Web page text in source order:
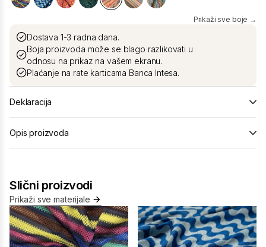
Prikaži sve boje →
Dostava 1-3 radna dana.
Boja proizvoda može se blago razlikovati u
odnosu na prikaz na vašem ekranu.
Plaćanje na rate karticama Banca Intesa.
Deklaracija
Opis proizvoda
Slični proizvodi
Prikaži sve materijale